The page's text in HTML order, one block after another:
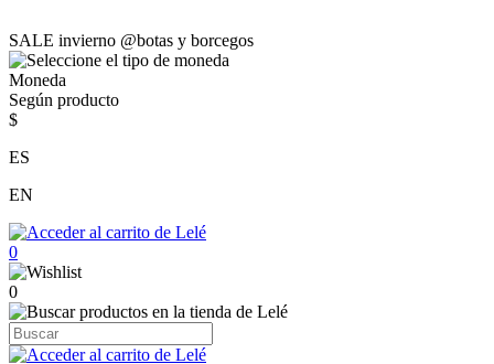
SALE invierno @botas y borcegos
Moneda
Según producto
$
ES
EN
0
0